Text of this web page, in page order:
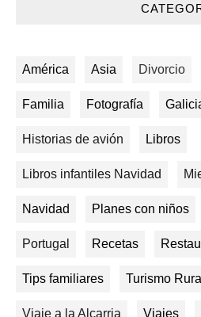
América Asia Divorcio
Familia Fotografía
Historias de avión Libros
Libros infantiles Navidad
Navidad Planes con niños
Portugal Recetas
Tips familiares Turismo Rural
Viaje a la Alcarria Viajes